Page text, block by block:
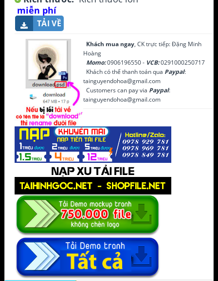
miễn phí
TẢI VỀ
Khách mua ngay, CK trực tiếp: Đặng Minh
Hoàng
Momo:0906196550 - VCB:0291000250717
Khách có thể thanh toán qua Paypal:
tainguyendohoa@gmail.com
Customers can pay via Paypal:
tainguyendohoa@gmail.com